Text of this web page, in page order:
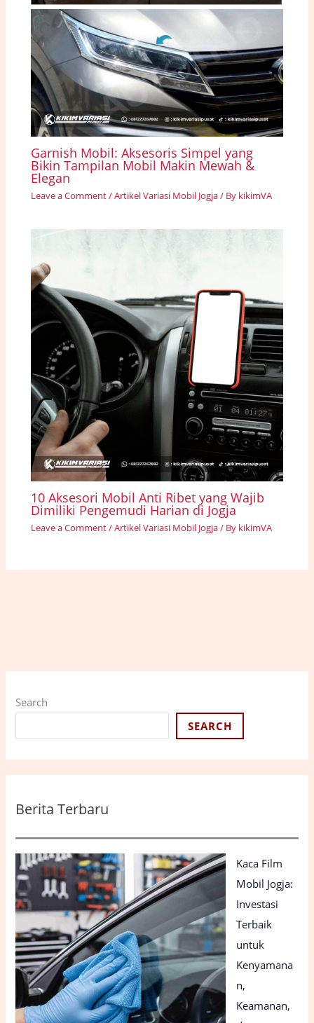
Garnish Mobil: Aksesoris Simpel yang
Bikin Tampilan Mobil Makin Mewah &
Elegan
Leave a Comment/Artikel Variasi Mobil Jogja/ By kikimVA
10 Aksesori Mobil Anti Ribet yang Wajib
Dimiliki Pengemudi Harian di Jogja
Leave a Comment/Artikel Variasi Mobil Jogja/ By kikimVA
Search
SEARCH
Berita Terbaru
Kaca Film
Mobil Jogja:
Investasi
Terbaik
untuk
Kenyamana
n,
Keamanan,